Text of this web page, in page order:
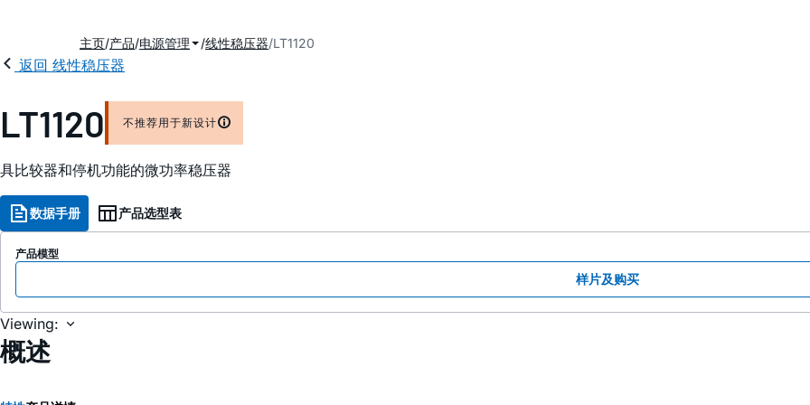
主页 产品 电源管理 线性稳压器 LT1120
返回 线性稳压器
LT1120 不推荐用于新设计
具比较器和停机功能的微功率稳压器
数据手册 产品选型表
产品模型
样片及购买
Viewing:
概述